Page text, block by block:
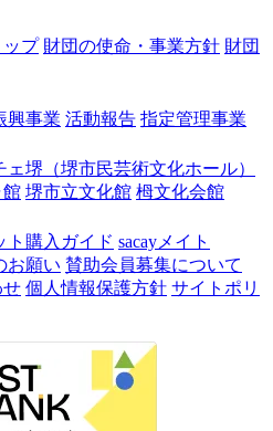
プ 財団の使命・事業方針 財団
興事業 活動報告 指定管理事業
ェ堺（堺市民芸術文化ホール）
館 堺市立文化館 栂文化会館
ト購入ガイド sacayメイト
お願い 賛助会員募集について
せ 個人情報保護方針 サイトポリ